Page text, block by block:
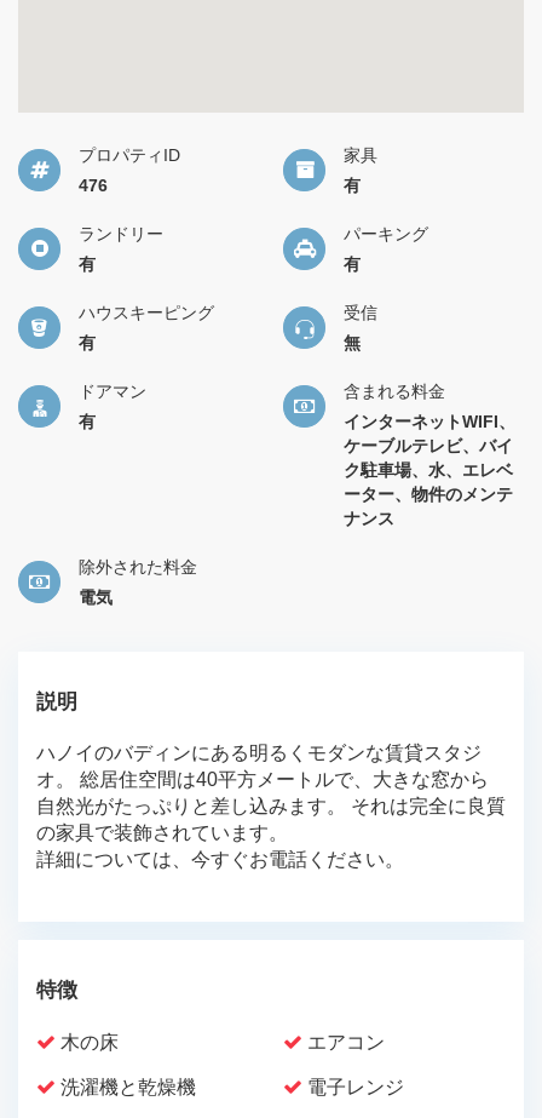
プロパティID
476
家具
有
ランドリー
有
パーキング
有
ハウスキーピング
有
受信
無
ドアマン
有
含まれる料金
インターネットWIFI、
ケーブルテレビ、バイ
ク駐車場、水、エレベ
ーター、物件のメンテ
ナンス
除外された料金
電気
説明
ハノイのバディンにある明るくモダンな賃貸スタジ
オ。 総居住空間は40平方メートルで、大きな窓から
自然光がたっぷりと差し込みます。 それは完全に良質
の家具で装飾されています。
詳細については、今すぐお電話ください。
特徴
木の床 エアコン
洗濯機と乾燥機 電子レンジ